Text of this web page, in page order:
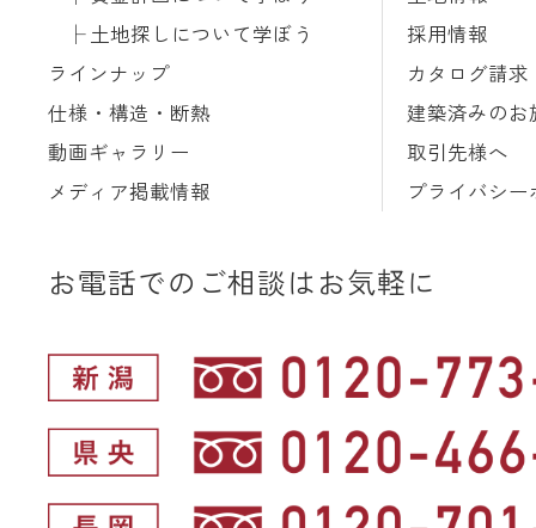
土地探しについて学ぼう
ラインナップ
仕様・構造・断熱
動画ギャラリー
メディア掲載情報
採用情報
カタログ請求
建築済みのお
取引先様へ
プライバシー
お電話でのご相談はお気軽に